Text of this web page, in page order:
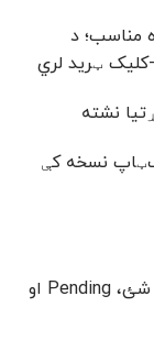
مناسب؛ د
کلیک ټرید لري
نسخه کې
د ټولو سوداګریز امرونو ډولونه کارولای شئ، Pending او